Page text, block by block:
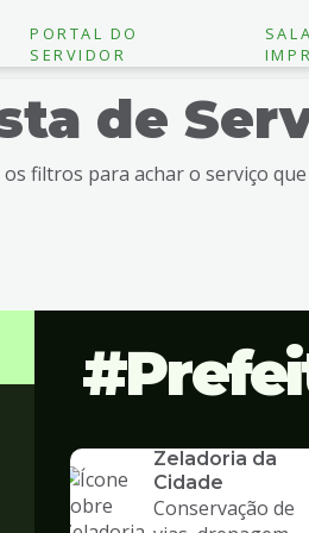
PORTAL DO
SERVIDOR
de
os filtros para achar o serviço
Zeladoria da
Cidade
Conservação de